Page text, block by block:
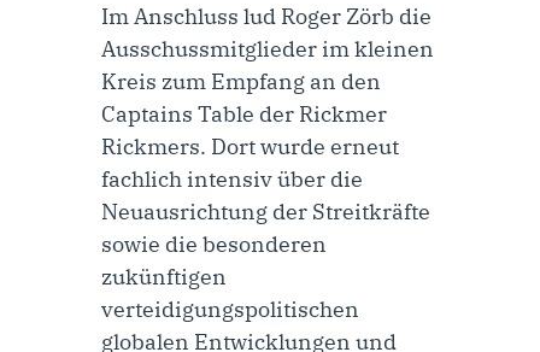
Im Anschluss lud Roger Zörb die
Ausschussmitglieder im kleinen
Kreis zum Empfang an den
Captains Table der Rickmer
Rickmers. Dort wurde erneut
fachlich intensiv über die
Neuausrichtung der Streitkräfte
sowie die besonderen
zukünftigen
verteidigungspolitischen
globalen Entwicklungen und